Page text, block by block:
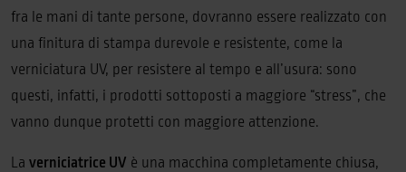
fra le mani di tante persone, dovranno essere realizzato con
una finitura di stampa durevole e resistente, come la
verniciatura UV, per resistere al tempo e all’usura: sono
questi, infatti, i prodotti sottoposti a maggiore “stress”, che
vanno dunque protetti con maggiore attenzione.
La verniciatrice UV è una macchina completamente chiusa,